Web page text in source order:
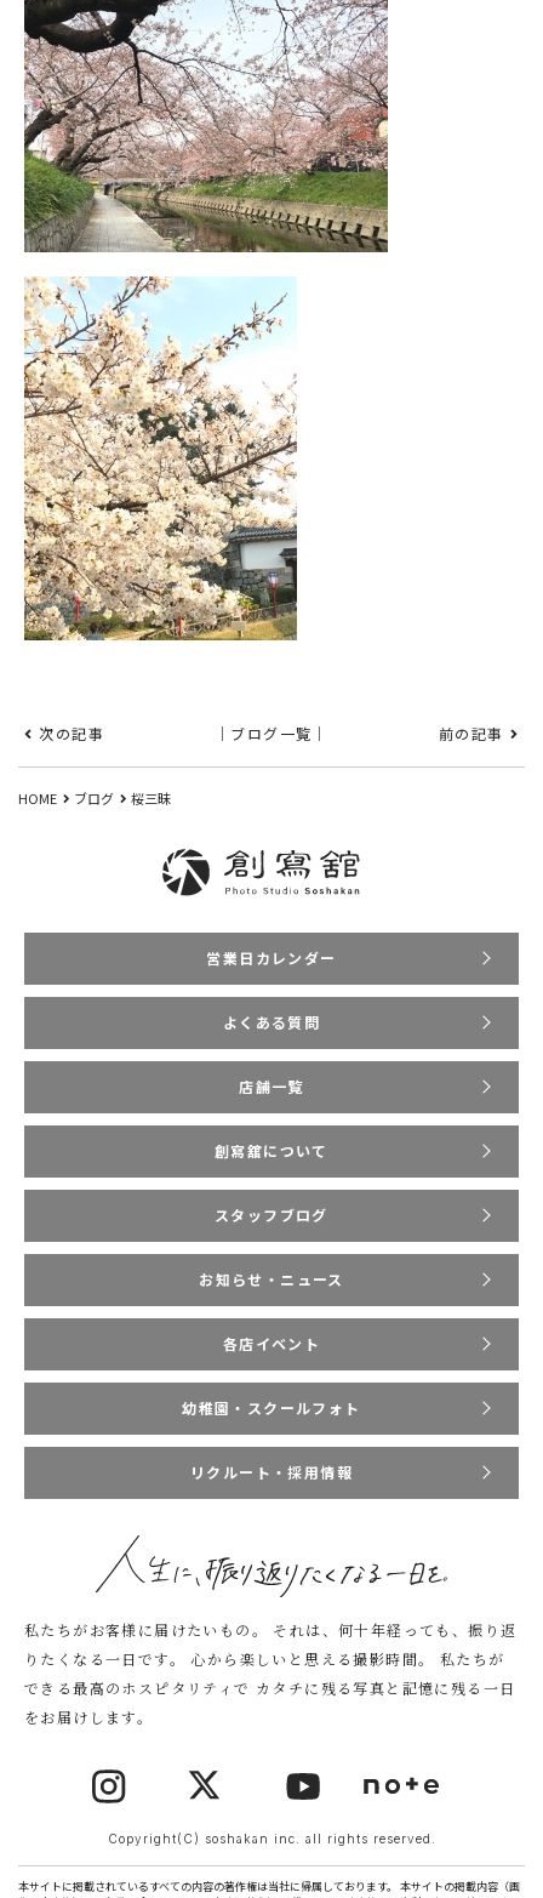
次の記事 ｜ブログ一覧｜ 前の記事
HOME ブログ 桜三昧
営業日カレンダー
よくある質問
店舗一覧
創寫舘について
スタッフブログ
お知らせ・ニュース
各店イベント
幼稚園・スクールフォト
リクルート・採用情報
私たちがお客様に届けたいもの。
それは、何十年経っても、振り返
りたくなる一日です。
心から楽しいと思える撮影時間。
私たちが
できる最高のホスピタリティで カタチに残る写真と記憶に残る一日
をお届けします。
Copyright(C) soshakan inc. all rights reserved.
本サイトに掲載されているすべての内容の著作権は当社に帰属しております。 本サイトの掲載内容（画